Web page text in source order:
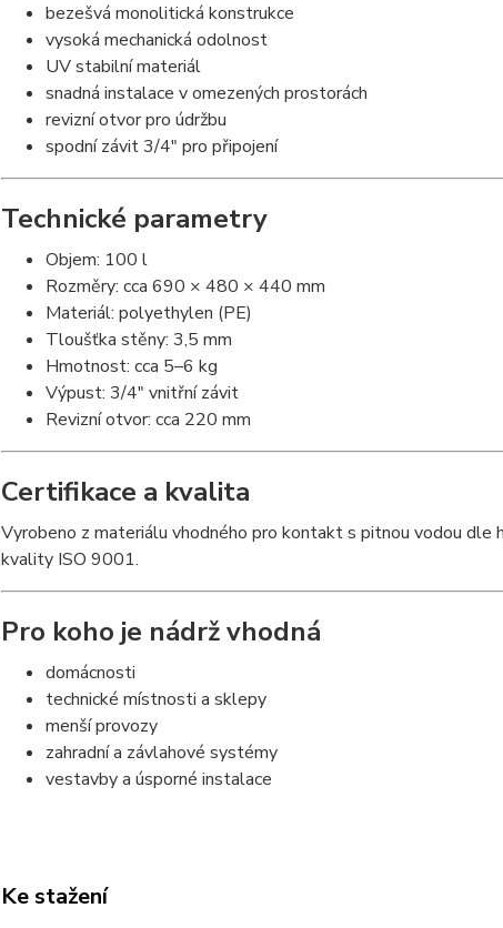
bezešvá monolitická konstrukce
vysoká mechanická odolnost
UV stabilní materiál
snadná instalace v omezených prostorách
revizní otvor pro údržbu
spodní závit 3/4" pro připojení
Technické parametry
Objem: 100 l
Rozměry: cca 690 × 480 × 440 mm
Materiál: polyethylen (PE)
Tloušťka stěny: 3,5 mm
Hmotnost: cca 5–6 kg
Výpust: 3/4" vnitřní závit
Revizní otvor: cca 220 mm
Certifikace a kvalita
Vyrobeno z materiálu vhodného pro kontakt s pitnou vodou dle
kvality ISO 9001.
Pro koho je nádrž vhodná
domácnosti
technické místnosti a sklepy
menší provozy
zahradní a závlahové systémy
vestavby a úsporné instalace
Ke stažení